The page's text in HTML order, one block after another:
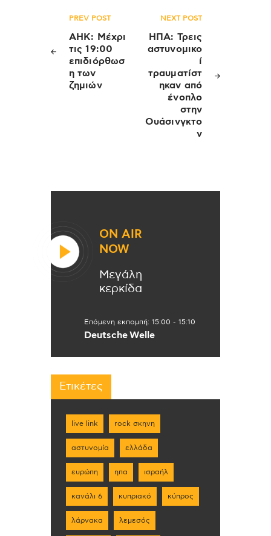
Πλοήγηση
άρθρων
PREV POST
ΑΗΚ: Μέχρι
τις 19:00
επιδιόρθωσ
η των
ζημιών
NEXT POST
ΗΠΑ: Τρεις
αστυνομικο
ί
τραυματίστ
ηκαν από
ένοπλο
στην
Ουάσινγκτο
ν
ON AIR
NOW
Μεγάλη
κερκίδα
Επόμενη εκπομπή: 15:00 - 15:10
Deutsche Welle
Ετικέτες
live link rock σκηνη
αστυνομία ελλάδα
ευρώπη ηπα ισραήλ
κανάλι 6 κυπριακό κύπρος
λάρνακα λεμεσός